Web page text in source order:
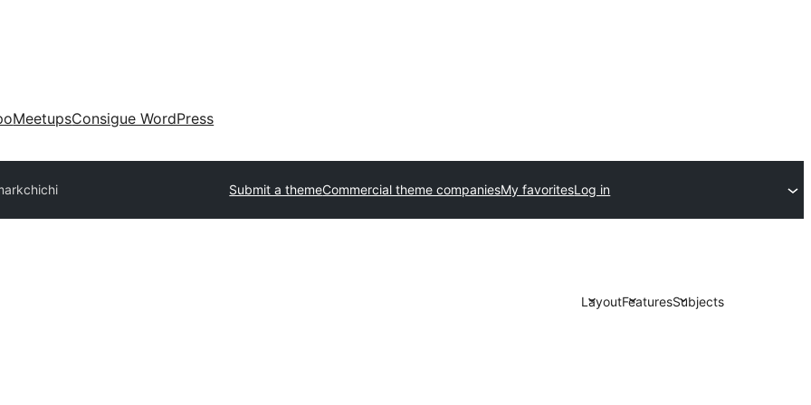
MeetupsConsigue WordPress
chichi Submit a themeCommercial theme companiesMy favoritesLog in
LayoutFeaturesSubjects